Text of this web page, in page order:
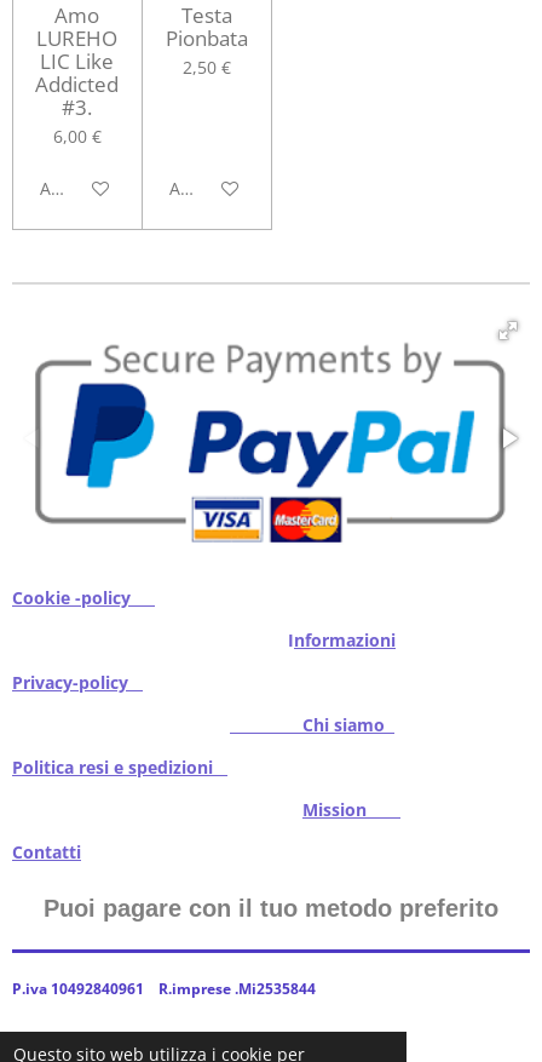
Questo sito web utilizza i cookie per
Amo
LUREHO
LIC Like
Addicted
#3.
6,00 €
Aggiungi al carrello
Testa
Pionbata
2,50 €
Aggiungi al carrello
Cookie -policy
Informazioni
Privacy-policy
Chi siamo
Politica resi e spedizioni
Mission
Contatti
Puoi pagare con il tuo metodo preferito
P.iva 10492840961 R.imprese .Mi2535844